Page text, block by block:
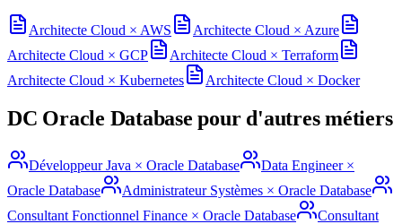
Architecte Cloud × AWS Architecte Cloud × Azure
Architecte Cloud × GCP Architecte Cloud × Terraform
Architecte Cloud × Kubernetes Architecte Cloud × Docker
DC Oracle Database pour d'autres métiers
Développeur Java × Oracle Database Data Engineer×
Oracle Database
Administrateur Systèmes × Oracle Database
Consultant Fonctionnel Finance × Oracle Database
Consultant